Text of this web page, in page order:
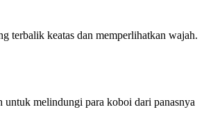
terbalik keatas dan memperlihatkan wajah.
untuk melindungi para koboi dari panasnya